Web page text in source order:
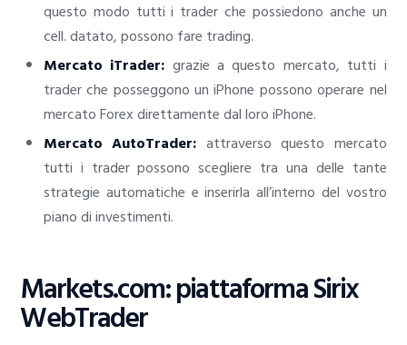
questo modo tutti i trader che possiedono anche un
cell. datato, possono fare trading.
Mercato iTrader: grazie a questo mercato, tutti i
trader che posseggono un iPhone possono operare nel
mercato Forex direttamente dal loro iPhone.
Mercato AutoTrader: attraverso questo mercato
tutti i trader possono scegliere tra una delle tante
strategie automatiche e inserirla all’interno del vostro
piano di investimenti.
Markets.com: piattaforma Sirix
WebTrader